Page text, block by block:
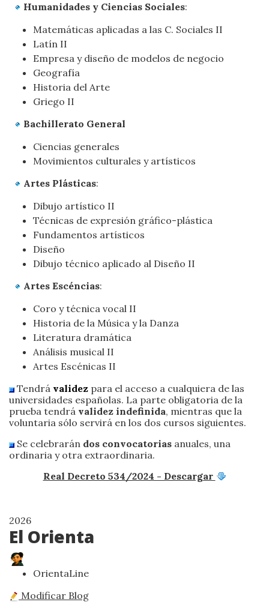
Humanidades y Ciencias Sociales:
Matemáticas aplicadas a las C. Sociales II
Latín II
Empresa y diseño de modelos de negocio
Geografía
Historia del Arte
Griego II
Bachillerato General
Ciencias generales
Movimientos culturales y artísticos
Artes Plásticas:
Dibujo artístico II
Técnicas de expresión gráfico-plástica
Fundamentos artísticos
Diseño
Dibujo técnico aplicado al Diseño II
Artes Escéncias:
Coro y técnica vocal II
Historia de la Música y la Danza
Literatura dramática
Análisis musical II
Artes Escénicas II
Tendrá validez para el acceso a cualquiera de las
universidades españolas. La parte obligatoria de la
prueba tendrá validez indefinida, mientras que la
voluntaria sólo servirá en los dos cursos siguientes.
Se celebrarán dos convocatorias anuales, una
ordinaria y otra extraordinaria.
Real Decreto 534/2024 - Descargar
2026
El Orienta
OrientaLine
Modificar Blog